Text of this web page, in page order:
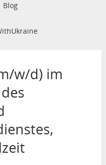
Blog
w/d) im